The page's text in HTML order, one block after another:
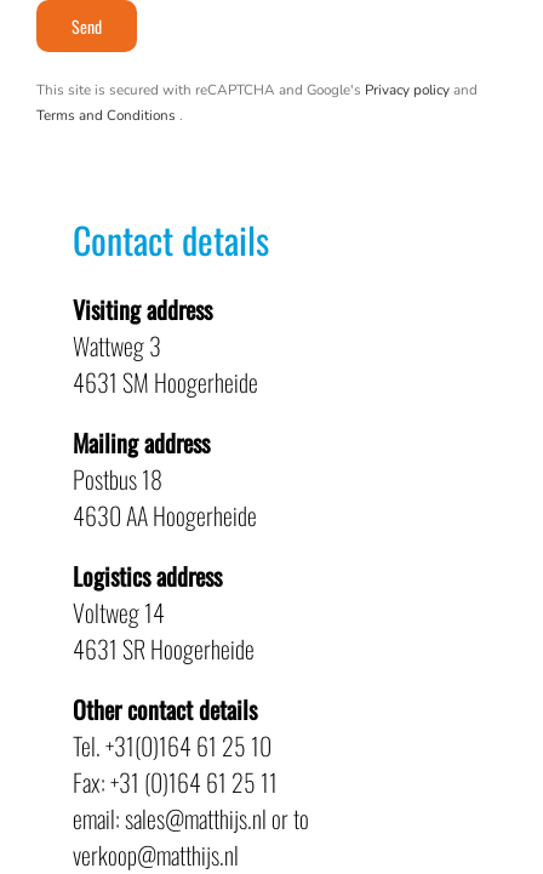
This site is secured with reCAPTCHA and Google's Privacy policyand
Terms and Conditions .
Contact details
Visiting address
Wattweg 3
4631 SM Hoogerheide
Mailing address
Postbus 18
4630 AA Hoogerheide
Logistics address
Voltweg 14
4631 SR Hoogerheide
Other contact details
Tel. +31(0)164 61 25 10
Fax: +31 (0)164 61 25 11
email: sales@matthijs.nl or to
verkoop@matthijs.nl